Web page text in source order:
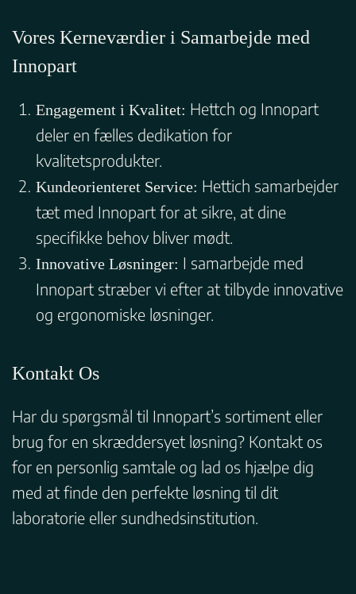
Vores Kerneværdier i Samarbejde med
Innopart
Engagement i Kvalitet: Hettch og Innopart
deler en fælles dedikation for
kvalitetsprodukter.
Kundeorienteret Service: Hettich samarbejder
tæt med Innopart for at sikre, at dine
specifikke behov bliver mødt.
Innovative Løsninger: I samarbejde med
Innopart stræber vi efter at tilbyde innovative
og ergonomiske løsninger.
Kontakt Os
Har du spørgsmål til Innopart’s sortiment eller
brug for en skræddersyet løsning? Kontakt os
for en personlig samtale og lad os hjælpe dig
med at finde den perfekte løsning til dit
laboratorie eller sundhedsinstitution.